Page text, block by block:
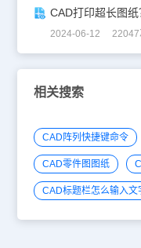
CAD打印超长图纸
2024-06-12 22047
相关搜索
CAD阵列快捷键命令
CAD零件图图纸
CAD标题栏怎么输入文